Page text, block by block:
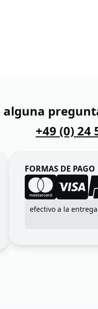
alguna
+49 (0) 24
FORMAS DE PAGO
efectivo a la entrega